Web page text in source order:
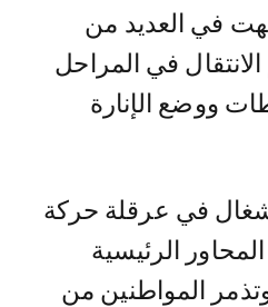
في العديد من
في المراحل
ووضع الإنارة
في عرقلة حركة
الرئيسية
وتذمر المواطنين من